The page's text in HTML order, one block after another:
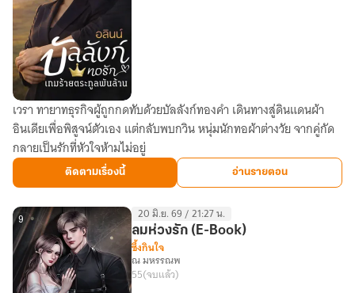
บัลลังก์
ทอ
รัก
เกม
ร้าย
ตระกูล
พัน
ล้าน
เวรา ทายาทธุรกิจผู้ถูกกดทับด้วยบัลลังก์ทองคำ เดินทางสู่ดินแดนผ้า
อินเดียเพื่อพิสูจน์ตัวเอง แต่กลับพบกวิน หนุ่มนักทอผ้าต่างวัย จากคู่กัด
กลายเป็นรักที่หัวใจห้ามไม่อยู่
ติดตามเรื่องนี้ อ่านรายตอน
9 20 มิ.ย. 69 / 21:27 น.
ลมห่วงรัก (E-Book)
ซึ้งกินใจ
ณ มหรรณพ
55(จบแล้ว)